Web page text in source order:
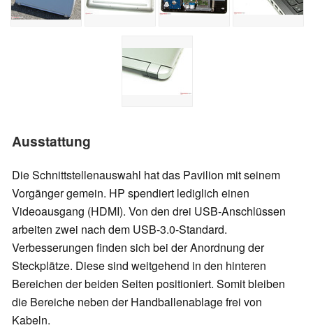
Ausstattung
Die Schnittstellenauswahl hat das Pavilion mit seinem
Vorgänger gemein. HP spendiert lediglich einen
Videoausgang (HDMI). Von den drei USB-Anschlüssen
arbeiten zwei nach dem USB-3.0-Standard.
Verbesserungen finden sich bei der Anordnung der
Steckplätze. Diese sind weitgehend in den hinteren
Bereichen der beiden Seiten positioniert. Somit bleiben
die Bereiche neben der Handballenablage frei von
Kabeln.